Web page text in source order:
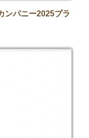
ンパニー2025プラ